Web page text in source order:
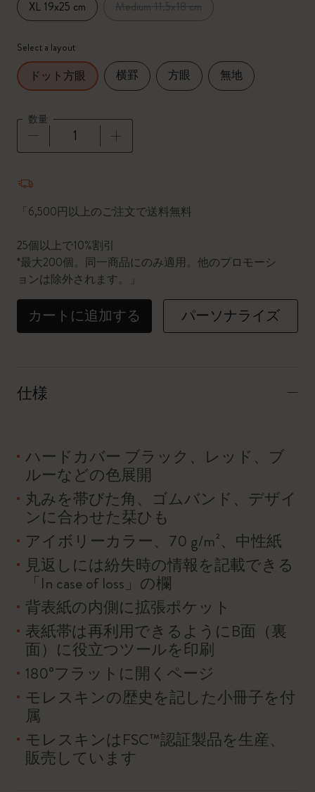
XL 19x25 cm
Select a layout
ドット方眼 横罫 方眼 無地
数量
「6,500円以上のご注文で送料無料
25個以上で10%割引
*最大200個。同一商品にのみ適用。他のプロモーシ
ョンは除外されます。」
カートに追加する パーソナライズ
仕様
ハードカバー ブラック、レッド、ブ
ルーなどの色展開
丸みを帯びた角、ゴムバンド、デザイ
ンに合わせた栞ひも
アイボリーカラー、70 g/m²、中性紙
見返しには紛失時の情報を記載できる
「In case of loss」の欄
背表紙の内側に拡張ポケット
表紙帯は再利用できるようにB面（裏
面）に役立つツールを印刷
180°フラットに開くページ
モレスキンの歴史を記した小冊子を付
属
モレスキンはFSC™認証製品を生産、
販売しています